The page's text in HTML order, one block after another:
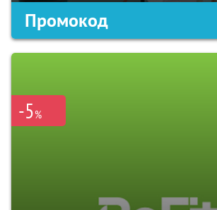
Промокод
-5%